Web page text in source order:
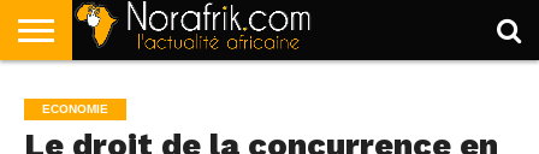
POLITIQUE
SOCIÉTÉ
ECONOMIE
SPORT
LIFESTYLE
ECONOMIE
Le droit de la concurrence en